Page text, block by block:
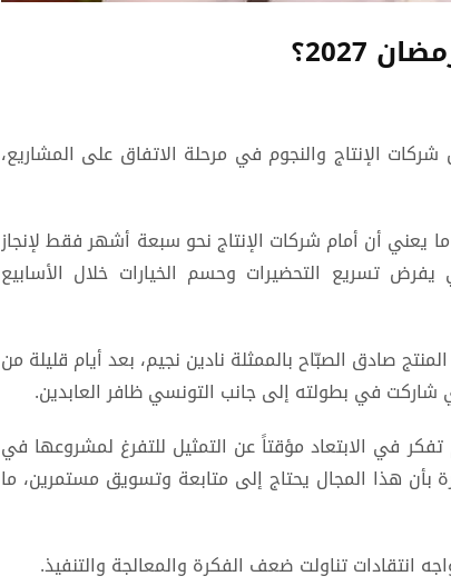
دراما رمضان 2027، إذ لا تزال شركات الإنتاج والنجوم في مرحلة الاتفاق على المشاريع،
يعني أن أمام شركات الإنتاج نحو سبعة أشهر فقط لإنجاز
تسريع التحضيرات وحسم الخيارات خلال الأسابيع
صادق الصبّاح بالممثلة نادين نجيم، بعد أيام قليلة من
في بطولته إلى جانب التونسي ظافر العابدين.
في الابتعاد مؤقتاً عن التمثيل للتفرغ لمشروعها في
هذا المجال يحتاج إلى متابعة وتسويق مستمرين، ما
انتقادات تناولت ضعف الفكرة والمعالجة والتنفيذ.